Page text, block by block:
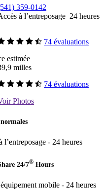
359-0142
à l’entreposage 24 heures
74 évaluations
estimée
milles
74 évaluations
Photos
l’entreposage - 24 heures
24/7® Hours
mobile - 24 heures